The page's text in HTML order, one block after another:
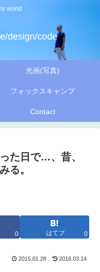
world
design/code
光画(写真)
フォックスキャンプ
Contact
た日で…、昔、
る。
0 はてブ 0
2015.01.28 2016.03.14